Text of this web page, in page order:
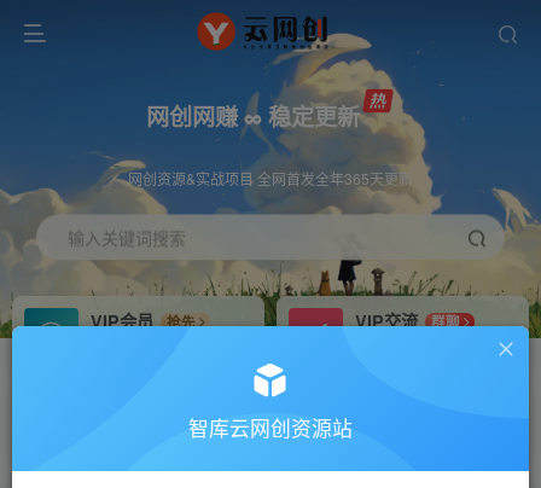
网创网赚 ∞ 稳定更新
网创资源&实战项目 全网首发全年365天更新
输入关键词搜索
VIP会员
抢先
VIP交流
群聊
研究探讨更多创业项目路子。
会员专属推广链接智库云网创资源站